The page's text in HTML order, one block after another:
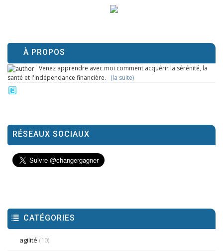
À PROPOS
Venez apprendre avec moi comment acquérir la sérénité, la
santé et l'indépendance financière. (la suite)
RÉSEAUX SOCIAUX
CATÉGORIES
agilité (10)